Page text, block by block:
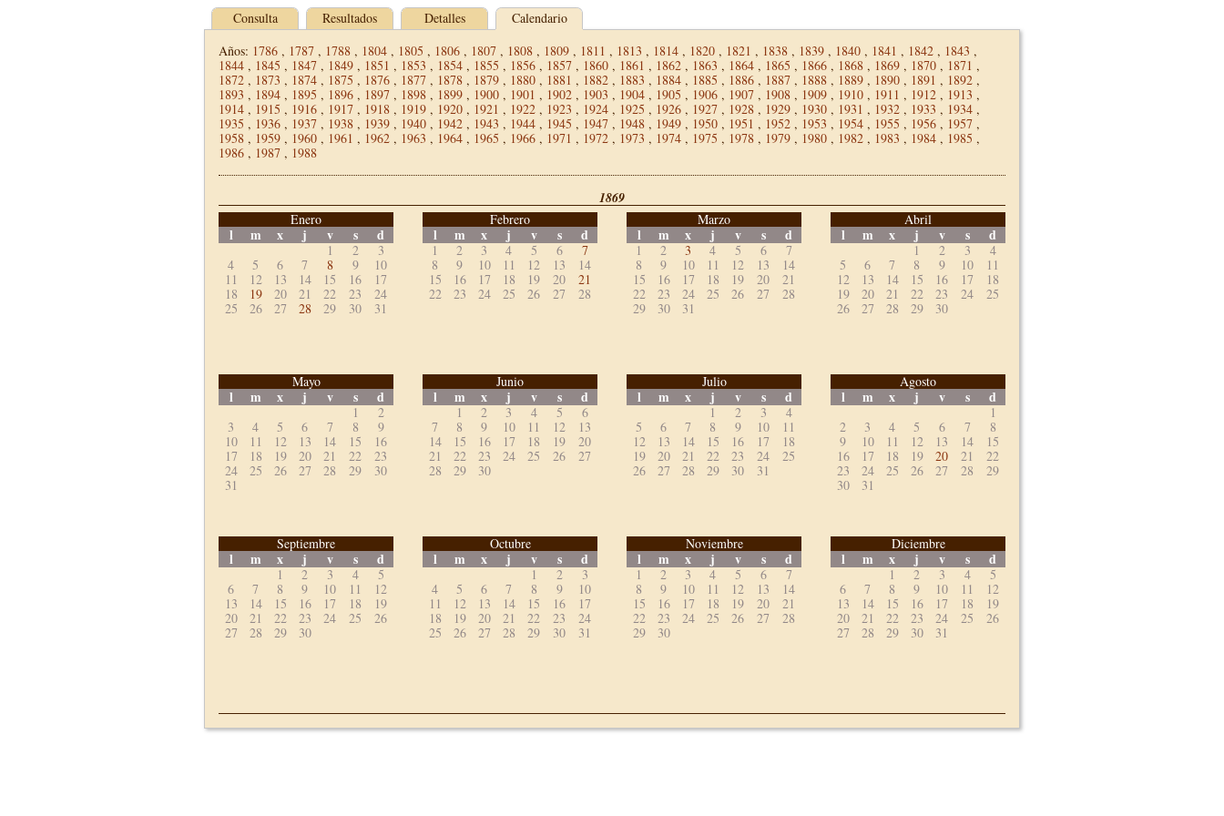
Consulta Resultados Detalles
Calendario
Años: 1786 , 1787 , 1788 , 1804 , 1805 , 1806 , 1807 , 1808 , 1809 , 1811 , 1813 , 1814 , 1820 , 1821 , 1838 , 1839 , 1840 , 1841 , 1842 , 1843 ,
1844 , 1845 , 1847 , 1849 , 1851 , 1853 , 1854 , 1855 , 1856 , 1857 , 1860 , 1861 , 1862 , 1863 , 1864 , 1865 , 1866 , 1868 , 1869 , 1870 , 1871 ,
1872 , 1873 , 1874 , 1875 , 1876 , 1877 , 1878 , 1879 , 1880 , 1881 , 1882 , 1883 , 1884 , 1885 , 1886 , 1887 , 1888 , 1889 , 1890 , 1891 , 1892 ,
1893 , 1894 , 1895 , 1896 , 1897 , 1898 , 1899 , 1900 , 1901 , 1902 , 1903 , 1904 , 1905 , 1906 , 1907 , 1908 , 1909 , 1910 , 1911 , 1912 , 1913 ,
1914 , 1915 , 1916 , 1917 , 1918 , 1919 , 1920 , 1921 , 1922 , 1923 , 1924 , 1925 , 1926 , 1927 , 1928 , 1929 , 1930 , 1931 , 1932 , 1933 , 1934 ,
1935 , 1936 , 1937 , 1938 , 1939 , 1940 , 1942 , 1943 , 1944 , 1945 , 1947 , 1948 , 1949 , 1950 , 1951 , 1952 , 1953 , 1954 , 1955 , 1956 , 1957 ,
1958 , 1959 , 1960 , 1961 , 1962 , 1963 , 1964 , 1965 , 1966 , 1971 , 1972 , 1973 , 1974 , 1975 , 1978 , 1979 , 1980 , 1982 , 1983 , 1984 , 1985 ,
1986 , 1987 , 1988
1869
Enero
l m x j v s d
1 2
3
4
5 6 7 8 9
10
11
12 13 14 15 16
17
18
19 20 21 22 23
24
25
26 27 28 29 30 31
Febrero
l m x j v s d
1 2 3 4 5 6
7
8
9 10 11 12 13
14
15
16 17 18 19 20
21
22
23 24 25 26 27 28
Marzo
l m x j v s d
1 2 3 4 5 6
7
8
9 10 11 12 13
14
15
16 17 18 19 20
21
22
23 24 25 26 27
28
29
30 31
Abril
l m x j v s d
1 2 3
4
5
6 7 8 9 10
11
12
13 14 15 16 17
18
19
20 21 22 23 24
25
26
27 28 29 30
Mayo
l m x j v s d
1
2
3
4 5 6 7 8
9
10
11 12 13 14 15
16
17
18 19 20 21 22
23
24
25 26 27 28 29
30
31
Junio
l m x j v s d
1 2 3 4 5
6
7
8 9 10 11 12
13
14
15 16 17 18 19
20
21
22 23 24 25 26
27
28
29 30
Julio
l m x j v s d
1 2 3
4
5
6 7 8 9 10
11
12
13 14 15 16 17
18
19
20 21 22 23 24
25
26
27 28 29 30 31
Agosto
l m x j v s d
1
2
3 4 5 6 7
8
9
10 11 12 13 14
15
16
17 18 19 20 21
22
23
24 25 26 27 28
29
30
31
Septiembre
l m x j v s d
1 2 3 4
5
6
7 8 9 10 11
12
13
14 15 16 17 18
19
20
21 22 23 24 25
26
27
28 29 30
Octubre
l m x j v s d
1 2
3
4
5 6 7 8 9
10
11
12 13 14 15 16
17
18
19 20 21 22 23
24
25
26 27 28 29 30 31
Noviembre
l m x j v s d
1 2 3 4 5 6
7
8
9 10 11 12 13
14
15
16 17 18 19 20
21
22
23 24 25 26 27
28
29
30
Diciembre
l m x j v s d
1 2 3 4
5
6
7 8 9 10 11
12
13
14 15 16 17 18
19
20
21 22 23 24 25
26
27
28 29 30 31